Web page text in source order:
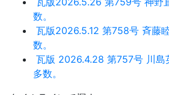
数。
瓦版2026.5.12 第758号 斉藤
数。
瓦版 2026.4.28 第757号 川島
多数。